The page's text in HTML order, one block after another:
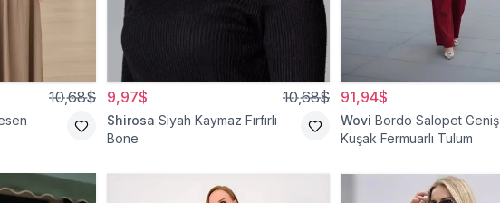
10,68$ 9,97$ 10,68$
Shirosa Siyah Kaymaz Fırfırlı
Bone
91,94$
Wovi Bordo Salopet Geniş
Kuşak Fermuarlı Tulum